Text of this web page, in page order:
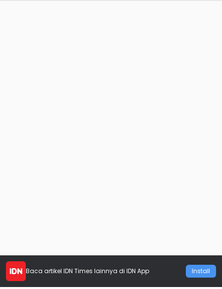
Baca artikel IDN Times lainnya di IDN App Install